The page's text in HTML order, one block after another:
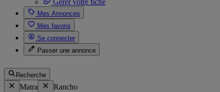
Gérer votre fiche
Mes Annonces
Mes favoris
Se connecter
Passer une annonce
Recherche
Matra Rancho